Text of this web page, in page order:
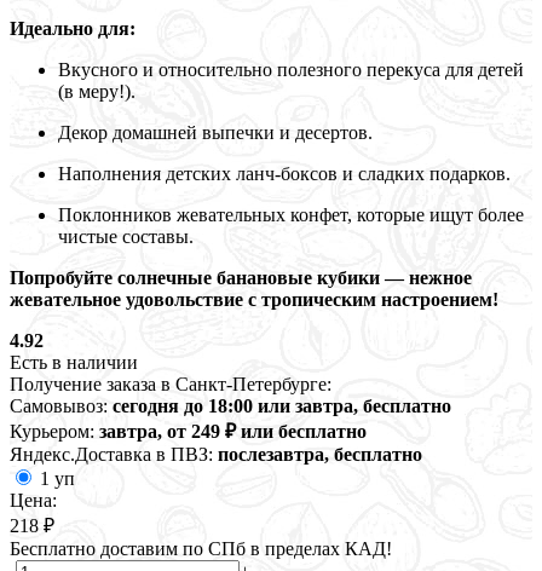
Идеально для:
Вкусного и относительно полезного перекуса для детей
(в меру!).
Декор домашней выпечки и десертов.
Наполнения детских ланч-боксов и сладких подарков.
Поклонников жевательных конфет, которые ищут более
чистые составы.
Попробуйте солнечные банановые кубики — нежное
жевательное удовольствие с тропическим настроением!
4.92
Есть в наличии
Получение заказа в Санкт-Петербурге:
Самовывоз: сегодня до 18:00 или завтра, бесплатно
Курьером: завтра, от 249 ₽ или бесплатно
Яндекс.Доставка в ПВЗ: послезавтра, бесплатно
1 уп
Цена:
218 ₽
Бесплатно доставим по СПб в пределах КАД!